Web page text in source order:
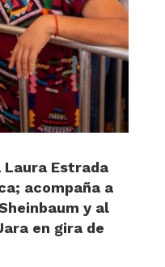
Laura Estrada
acompaña a
y al
en gira de